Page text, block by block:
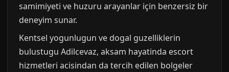
samimiyeti ve huzuru arayanlar için benzersiz bir
deneyim sunar.
Kentsel yogunlugun ve dogal guzelliklerin
bulustugu Adilcevaz, aksam hayatinda escort
hizmetleri acisindan da tercih edilen bolgeler